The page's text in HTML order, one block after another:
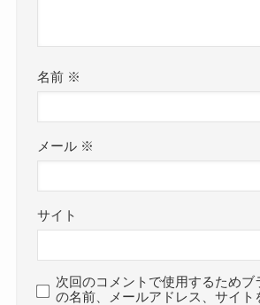
名前 ※
メール ※
サイト
次回のコメントで使用するためブ
の名前、メールアドレス、サイト